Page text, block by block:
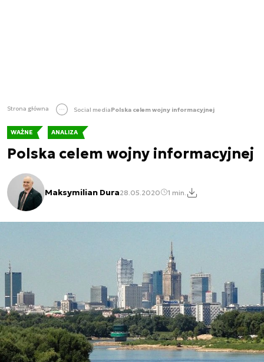
Strona główna Social mediaPolska celem wojny informacyjnej
WAŻNE ANALIZA
Polska celem wojny informacyjnej
Maksymilian Dura28.05.2020 1 min.